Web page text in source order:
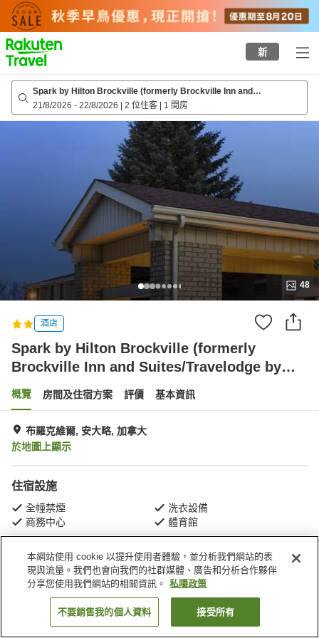
to
top
page
新
Spark by Hilton Brockville (formerly Brockville Inn and
Suites/Travelodge by Wyndham Brockville)
21/8/2026 - 22/8/2026 | 2 位住客 | 1 間房
48
酒店
Spark by Hilton Brockville (formerly
Brockville Inn and Suites/Travelodge by
Wyndham Brockville)
概覽 房間及住宿方案 評價 基本資訊
布羅克維爾, 安大略, 加拿大
於地圖上顯示
住宿設施
全幢禁煙
洗衣設備
商務中心
體育館
主頁 加拿大 安大略
布羅克維爾
Spark by Hilton Brockville (formerly Brockville Inn and Suites/Travelodge by
Wyndham Brockville)
找客房
本網站使用 cookie 以提升使用者體驗，並分析我們網站的表
現與流量。我們也會向我們的社群媒體、廣告和分析合作夥伴
分享您使用我們網站的相關資訊。
私隱政策
不要銷售我的個人資料 接受所有